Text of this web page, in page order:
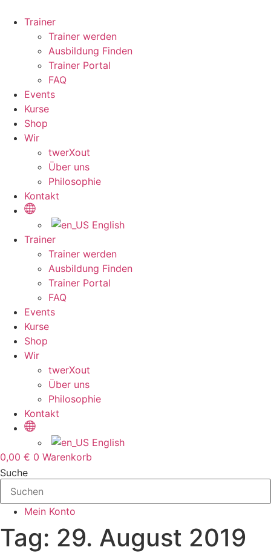
Inhalt
wechseln
Trainer
Trainer werden
Ausbildung Finden
Trainer Portal
FAQ
Events
Kurse
Shop
Wir
twerXout
Über uns
Philosophie
Kontakt
English
Trainer
Trainer werden
Ausbildung Finden
Trainer Portal
FAQ
Events
Kurse
Shop
Wir
twerXout
Über uns
Philosophie
Kontakt
English
0,00 € 0 Warenkorb
Suche
Mein Konto
Tag: 29. August 2019